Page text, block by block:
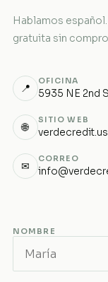
Hablamos
gratuita sin
📍
OFICINA
5935 NE 2nd
🌐
SITIO WEB
verdecredit.us
✉
CORREO
NOMBRE